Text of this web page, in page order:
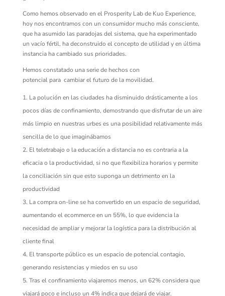
Como hemos observado en el Prosperity Labde Kuo Experience,
hoy nos encontramos con un consumidor mucho más consciente,
que ha asumido las paradojas del sistema, que ha experimentado
un vacío fértil, ha deconstruido el concepto de utilidad yen última
instancia ha cambiado sus prioridades.
Hemos constatado una serie de hechoscon
potencial para cambiar el futuro de la movilidad.
La polución en las ciudades ha disminuido drásticamente a los
pocos días de confinamiento, demostrando que disfrutar de un aire
más limpio en nuestras urbes esuna posibilidad relativamente más
sencilla de lo que imaginábamos
El teletrabajo o la educación a distancia no es contraria a la
eficacia o la productividad, si no que flexibiliza horarios y permite
la conciliación sin que esto suponga un detrimento en la
productividad
La compra on-line se ha convertido en un espacio de seguridad,
aumentando elecommerceen un 55%, lo que evidencia la
necesidad de ampliar y mejorar la logística para la distribución al
cliente final
El transporte público es un espacio depotencial contagio,
generando resistencias y miedos en su uso
Tras el confinamiento viajaremos menos, un 62% considera que
viajará poco e incluso un 4% indica que dejará de viajar.